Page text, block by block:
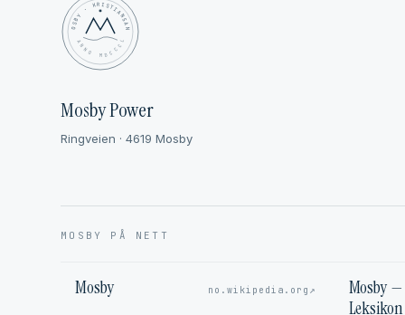
MOSBY · KRISTIANSAND
✦ ANNO MDCCCL ✦
Mosby Power
Ringveien · 4619 Mosby
MOSBY PÅ NETT
Mosby no.wikipedia.org ↗
Mosby —
Leksikon